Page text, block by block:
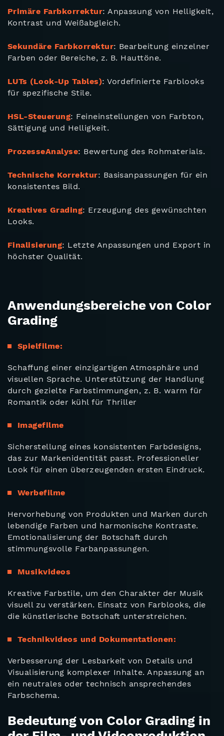
Primäre Farbkorrektur: Anpassung von Helligkeit,
Kontrast und Weißabgleich.
Sekundäre Farbkorrektur: Bearbeitung einzelner
Farben oder Bereiche, z. B. Hauttöne.
LUTs (Look-Up Tables): Vordefinierte Farblooks
für spezifische Stile.
HSL-Steuerung: Feineinstellungen von Farbton,
Sättigung und Helligkeit.
ProzesseAnalyse: Bewertung des Rohmaterials.
Technische Korrektur: Basisanpassungen für ein
konsistentes Bild.
Kreatives Grading: Erzeugung des gewünschten
Looks.
Finalisierung: Letzte Anpassungen und Export in
höchster Qualität.
Anwendungsbereiche von Color
Grading
Spielfilme:
Schaffung einer einzigartigen Atmosphäre und
visuellen Sprache. Unterstützung der Handlung
durch gezielte Farbstimmungen, z. B. warm für
Romantik oder kühl für Thriller
Imagefilme
Sicherstellung eines konsistenten Farbdesigns,
das zur Markenidentität passt. Professioneller
Look für einen überzeugenden ersten Eindruck.
Werbefilme
Hervorhebung von Produkten und Marken durch
lebendige Farben und harmonische Kontraste.
Emotionalisierung der Botschaft durch
stimmungsvolle Farbanpassungen.
Musikvideos
Kreative Farbstile, um den Charakter der Musik
visuell zu verstärken. Einsatz von Farblooks, die
die künstlerische Botschaft unterstreichen.
Technikvideos und Dokumentationen:
Verbesserung der Lesbarkeit von Details und
Visualisierung komplexer Inhalte. Anpassung an
ein neutrales oder technisch ansprechendes
Farbschema.
Bedeutung von Color Grading in